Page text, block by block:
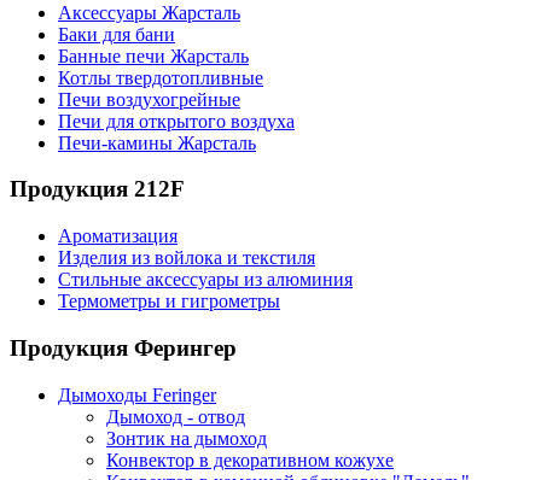
Аксессуары Жарсталь
Баки для бани
Банные печи Жарсталь
Котлы твердотопливные
Печи воздухогрейные
Печи для открытого воздуха
Печи-камины Жарсталь
Продукция 212F
Ароматизация
Изделия из войлока и текстиля
Стильные аксессуары из алюминия
Термометры и гигрометры
Продукция Ферингер
Дымоходы Feringer
Дымоход - отвод
Зонтик на дымоход
Конвектор в декоративном кожухе